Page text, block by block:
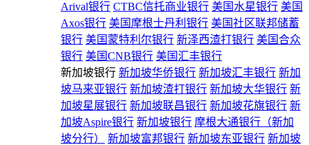
Arival银行 CTBC信托商业银行 美国水星银行 美国
Axos银行 美国摩根士丹利银行 美国社区联邦储蓄
银行 美国蒙特利尔银行 新泽西渣打银行 美国合众
银行 美国CNB银行 美国汇丰银行
新加坡银行 新加坡华侨银行 新加坡汇丰银行 新加
坡马来亚银行 新加坡渣打银行 新加坡大华银行 新
加坡星展银行 新加坡联昌银行 新加坡花旗银行 新
加坡Aspire银行 新加坡银行 摩根大通银行（新加
坡分行）
新加坡富邦银行 新加坡东亚银行 新加坡